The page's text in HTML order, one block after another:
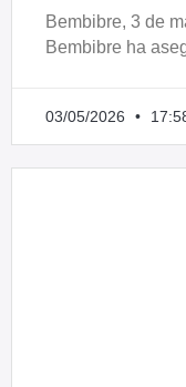
Bembibre, 3 de
Bembibre ha
03/05/2026